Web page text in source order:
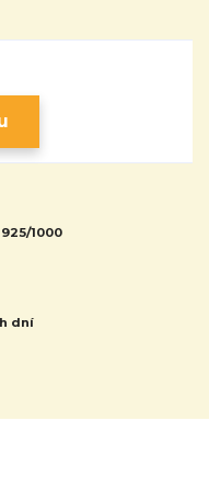
1000
dní